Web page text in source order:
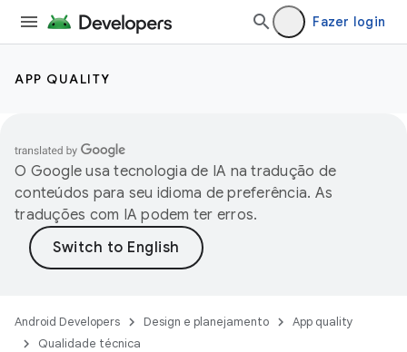
Fazer login
APP QUALITY
O Google usa tecnologia de IA na tradução de
conteúdos para seu idioma de preferência. As
traduções com IA podem ter erros.
Android Developers Design e planejamento
App quality
Qualidade técnica